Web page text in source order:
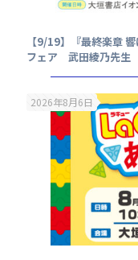
【9/19】『最終楽章
フェア 武田綾乃先生
2026年8月6日